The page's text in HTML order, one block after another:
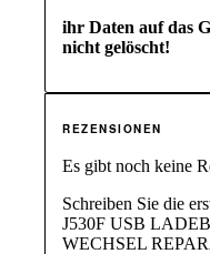
ihr Daten auf das
nicht gelöscht!
REZENSIONEN
Es gibt noch keine
Schreiben Sie die
J530F USB
WECHSEL